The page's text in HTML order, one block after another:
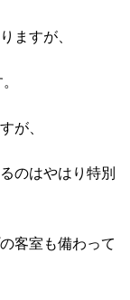
ますが、
が、
のはやはり特別
客室も備わって